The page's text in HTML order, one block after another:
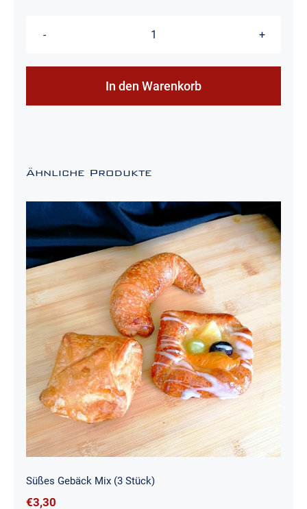
Varianten)
In den Warenkorb
Ähnliche Produkte
Süßes Gebäck Mix (3 Stück)
Süßes Gebäck Mix (3 Stück)
€3,30